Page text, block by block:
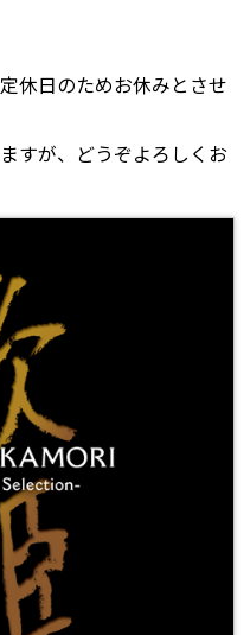
休日のためお休みとさせ
すが、どうぞよろしくお